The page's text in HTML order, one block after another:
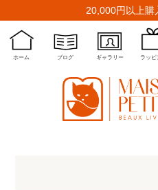
20,000円以上購
ホーム ブログ ギャラリー ラッピ